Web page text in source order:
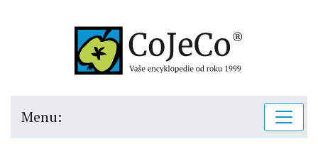
Menu: